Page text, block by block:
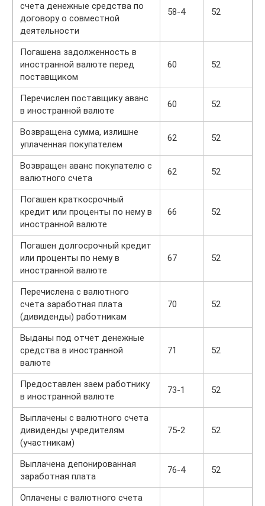
счета денежные средства по
договору о совместной
деятельности
58-4 52
Погашена задолженность в
иностранной валюте перед
поставщиком
60 52
Перечислен поставщику аванс
в иностранной валюте
60 52
Возвращена сумма, излишне
уплаченная покупателем
62 52
Возвращен аванс покупателю с
валютного счета
62 52
Погашен краткосрочный
кредит или проценты по нему в
иностранной валюте
66 52
Погашен долгосрочный кредит
или проценты по нему в
иностранной валюте
67 52
Перечислена с валютного
счета заработная плата
(дивиденды) работникам
70 52
Выданы под отчет денежные
средства в иностранной
валюте
71 52
Предоставлен заем работнику
в иностранной валюте
73-1 52
Выплачены с валютного счета
дивиденды учредителям
(участникам)
75-2 52
Выплачена депонированная
заработная плата
76-4 52
Оплачены с валютного счета